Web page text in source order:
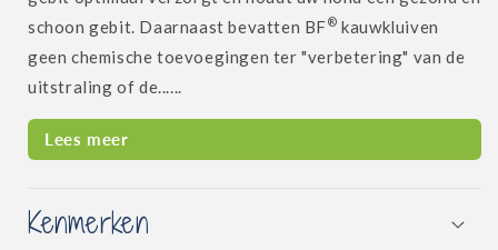
schoon gebit. Daarnaast bevatten BF® kauwkluiven
geen chemische toevoegingen ter "verbetering" van de
uitstraling of de......
Lees meer
Kenmerken